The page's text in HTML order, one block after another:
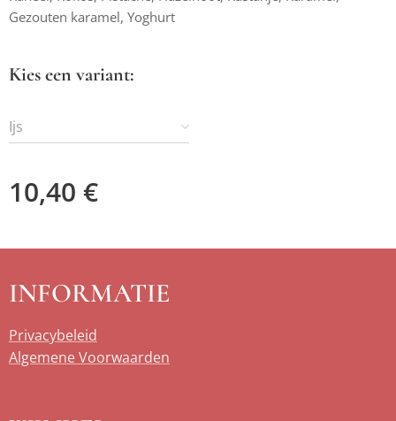
Gezouten karamel, Yoghurt
Kies een variant:
Ijs
10,40 €
INFORMATIE
Privacybeleid
Algemene Voorwaarden